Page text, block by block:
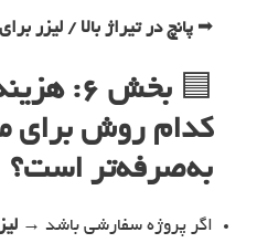
➡ پانچ در تیراژ بالا / لیزر
🟦
بخش ۶:
کدام روش برای
به‌صرفه‌تر است؟
اگر پروژه سفارشی باشد →